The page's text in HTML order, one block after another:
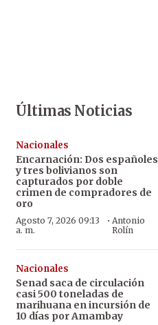
Últimas Noticias
Nacionales
Encarnación: Dos españoles
y tres bolivianos son
capturados por doble
crimen de compradores de
oro
Agosto 7, 2026 09:13
a. m.
·Antonio
Rolín
Nacionales
Senad saca de circulación
casi 500 toneladas de
marihuana en incursión de
10 días por Amambay